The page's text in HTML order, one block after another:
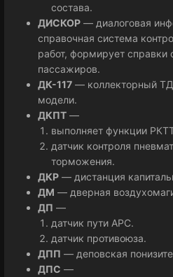
состава.
ДИСКОР — диалоговая
справочная система
работ, формирует справки
пассажиров.
ДК-117 — коллекторный
модели.
ДКПТ —
выполняет функции
датчик контроля
торможения.
ДКР — дистанция
ДМ — дверная
ДП —
датчик пути АРС.
датчик противоюза.
ДПП — деповская
ДПС —